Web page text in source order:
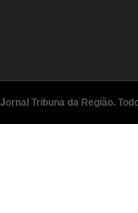
Jornal Tribuna da Região.